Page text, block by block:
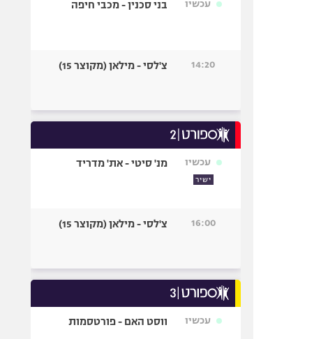
עכשיו בני סכנין - מכבי חיפה
14:20 צ'לסי - מילאן (מקוצר 15)
עכשיו
ישיר
מנ' סיטי - את' מדריד
16:00 צ'לסי - מילאן (מקוצר 15)
עכשיו ווסט האם - פורטסמות